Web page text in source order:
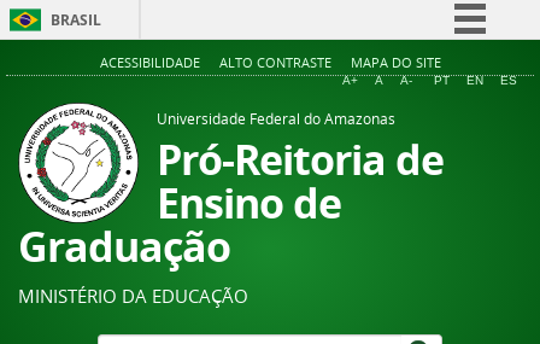
BRASIL
Simplifique!
Acesso à informação
ACESSIBILIDADE ALTO CONTRASTE MAPA DO SITE
A+ A A- PT EN ES
Universidade Federal do Amazonas
Pró-Reitoria de
Ensino de
Graduação
MINISTÉRIO DA EDUCAÇÃO